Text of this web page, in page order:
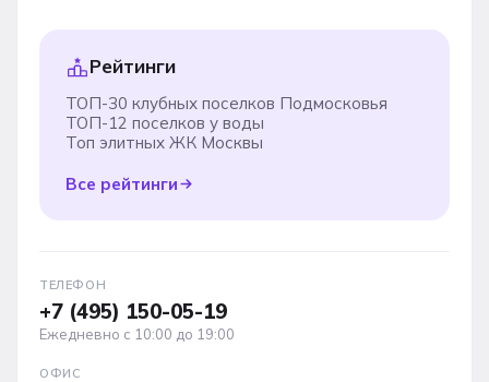
Рейтинги
ТОП-30 клубных поселков Подмосковья
ТОП-12 поселков у воды
Топ элитных ЖК Москвы
Все рейтинги
ТЕЛЕФОН
+7 (495) 150-05-19
Ежедневно с 10:00 до 19:00
ОФИС